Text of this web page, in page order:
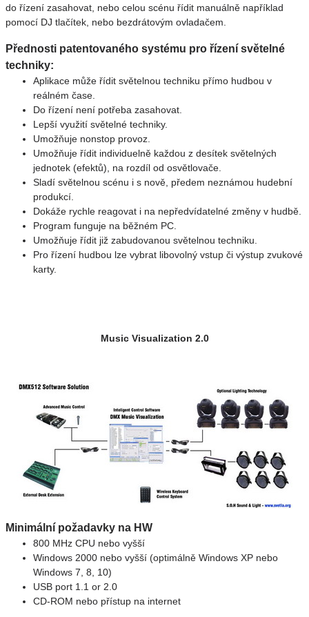
do řízení zasahovat, nebo celou scénu řídit manuálně například
pomocí DJ tlačítek, nebo bezdrátovým ovladačem.
Přednosti patentovaného systému pro řízení světelné
techniky:
Aplikace může řídit světelnou techniku přímo hudbou v
reálném čase.
Do řízení není potřeba zasahovat.
Lepší využití světelné techniky.
Umožňuje nonstop provoz.
Umožňuje řídit individuelně každou z desítek světelných
jednotek (efektů), na rozdíl od osvětlovače.
Sladí světelnou scénu i s nově, předem neznámou hudební
produkcí.
Dokáže rychle reagovat i na nepředvídatelné změny v hudbě.
Program funguje na běžném PC.
Umožňuje řídit již zabudovanou světelnou techniku.
Pro řízení hudbou lze vybrat libovolný vstup či výstup zvukové
karty.
Music Visualization 2.0
Minimální požadavky na HW
800 MHz CPU nebo vyšší
Windows 2000 nebo vyšší (optimálně Windows XP nebo
Windows 7, 8, 10)
USB port 1.1 or 2.0
CD-ROM nebo přístup na internet